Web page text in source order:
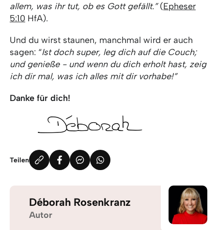
allem, was ihr tut, ob es Gott gefällt.”(Epheser
5:10 HfA).
Und du wirst staunen, manchmal wird er auch
sagen: “Ist doch super, leg dich auf die Couch;
und genieße - und wenn du dich erholt hast, zeig
ich dir mal, was ich alles mit dir vorhabe!”
Danke für dich!
Teilen
Déborah Rosenkranz
Autor